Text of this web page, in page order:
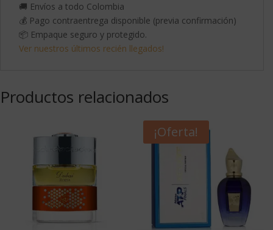
🚚 Envíos a todo Colombia
💰 Pago contraentrega disponible (previa confirmación)
📦 Empaque seguro y protegido.
Ver nuestros últimos recién llegados!
Productos relacionados
¡Oferta!